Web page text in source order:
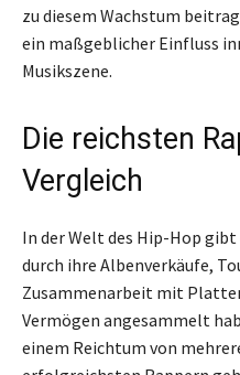
zu diesem Wachstum
ein maßgeblicher Einfluss
Musikszene.
Die reichsten
Vergleich
In der Welt des Hip-Hop
durch ihre Albenverkäufe,
Zusammenarbeit mit
Vermögen angesammelt
einem Reichtum von